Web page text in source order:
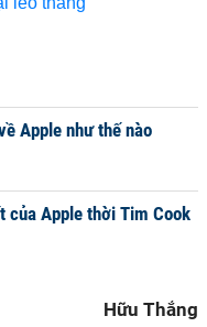
Apple như thế nào
của Apple thời Tim Cook
Hữu Thắng